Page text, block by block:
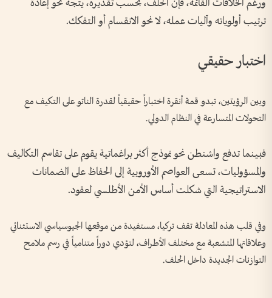
ترتيب أولوياته وآليات عمله، لا نحو الانقسام أو التفكك.
اختبار حقيقي
وبين الرؤيتين، تبدو قمة أنقرة اختباراً حقيقياً لقدرة الناتو على التكيف مع
التحولات المتسارعة في النظام الدولي.
فبينما تدفع واشنطن نحو نموذج أكثر براغماتية يقوم على تقاسم التكاليف
والمسؤوليات، تسعى العواصم الأوروبية إلى الحفاظ على الضمانات
الاستراتيجية التي شكلت أساس الأمن الأطلسي لعقود.
وفي قلب هذه المعادلة تقف تركيا، مستفيدة من موقعها الجيوسياسي الاستثنائي
وعلاقاتها المتشعبة مع مختلف الأطراف، لتؤدي دوراً متنامياً في رسم ملامح
التوازنات الجديدة داخل الحلف.